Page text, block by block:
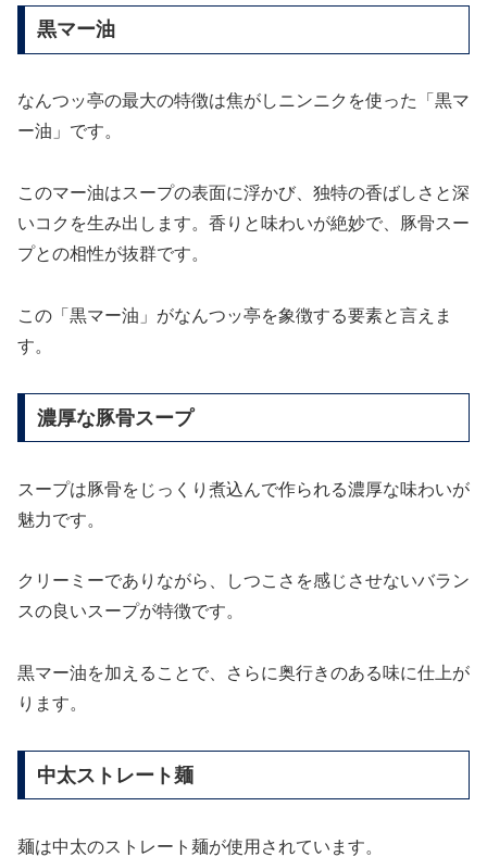
黒マー油
なんつッ亭の最大の特徴は焦がしニンニクを使った「黒マ
ー油」です。
このマー油はスープの表面に浮かび、独特の香ばしさと深
いコクを生み出します。香りと味わいが絶妙で、豚骨スー
プとの相性が抜群です。
この「黒マー油」がなんつッ亭を象徴する要素と言えま
す。
濃厚な豚骨スープ
スープは豚骨をじっくり煮込んで作られる濃厚な味わいが
魅力です。
クリーミーでありながら、しつこさを感じさせないバラン
スの良いスープが特徴です。
黒マー油を加えることで、さらに奥行きのある味に仕上が
ります。
中太ストレート麺
麺は中太のストレート麺が使用されています。